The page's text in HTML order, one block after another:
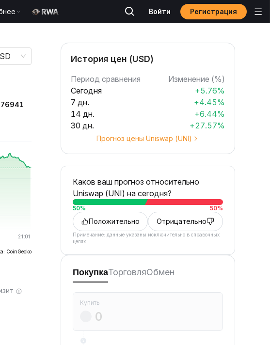
Войти Регистрация
CoinGecko
История цен (USD)
Период сравнения
Изменение (%)
Сегодня
+5.76%
7 дн.
+4.45%
14 дн.
+6.44%
30 дн.
+27.57%
Прогноз цены Uniswap (UNI)
Каков ваш прогноз относительно
Uniswap (UNI) на сегодня?
50% 50%
Положительно Отрицательно
Примечание: данные указаны исключительно в справочных
целях.
ПокупкаТорговляОбмен
Купить